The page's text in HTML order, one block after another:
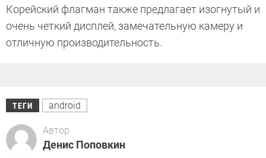
Корейский флагман также предлагает изогнутый и
очень четкий дисплей, замечательную камеру и
отличную производительность.
ТЕГИ android
Автор
Денис Поповкин